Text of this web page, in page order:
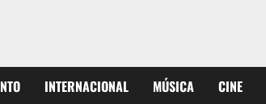
INTERNACIONAL MÚSICA CINE